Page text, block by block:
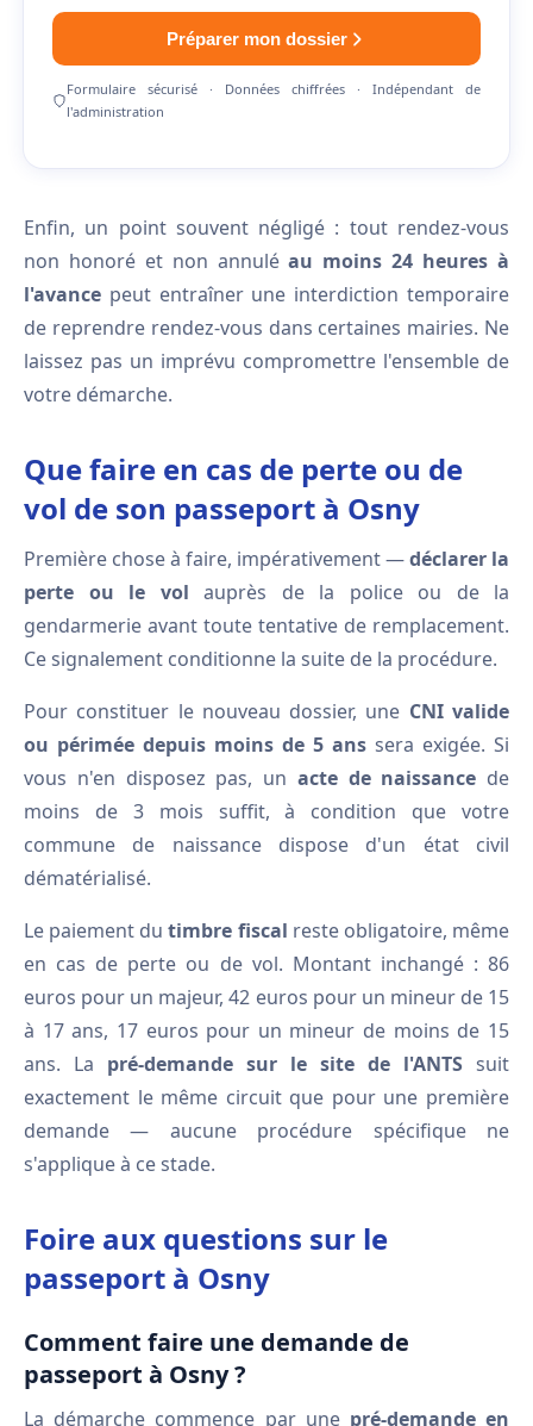
Préparer mon dossier
Formulaire sécurisé · Données chiffrées · Indépendant de
l'administration
Enfin, un point souvent négligé : tout rendez-vous
non honoré et non annuléau moins 24 heures à
l'avance peut entraîner une interdiction temporaire
de reprendre rendez-vous dans certaines mairies. Ne
laissez pas un imprévu compromettre l'ensemble de
votre démarche.
Que faire en cas de perte ou de
vol de son passeport à Osny
Première chose à faire, impérativement —déclarer la
perte ou le vol auprès de la police ou de la
gendarmerie avant toute tentative de remplacement.
Ce signalement conditionne la suite de la procédure.
Pour constituer le nouveau dossier, une CNI valide
ou périmée depuis moins de 5 ans sera exigée. Si
vous n'en disposez pas, un acte de naissance de
moins de 3 mois suffit, à condition que votre
commune de naissance dispose d'un état civil
dématérialisé.
Le paiement dutimbre fiscal reste obligatoire, même
en cas de perte ou de vol. Montant inchangé : 86
euros pour un majeur, 42 euros pour un mineur de 15
à 17 ans, 17 euros pour un mineur de moins de 15
ans. La pré-demande sur le site de l'ANTS suit
exactement le même circuit que pour une première
demande — aucune procédure spécifique ne
s'applique à ce stade.
Foire aux questions sur le
passeport à Osny
Comment faire une demande de
passeport à Osny ?
La démarche commence par une pré-demande en